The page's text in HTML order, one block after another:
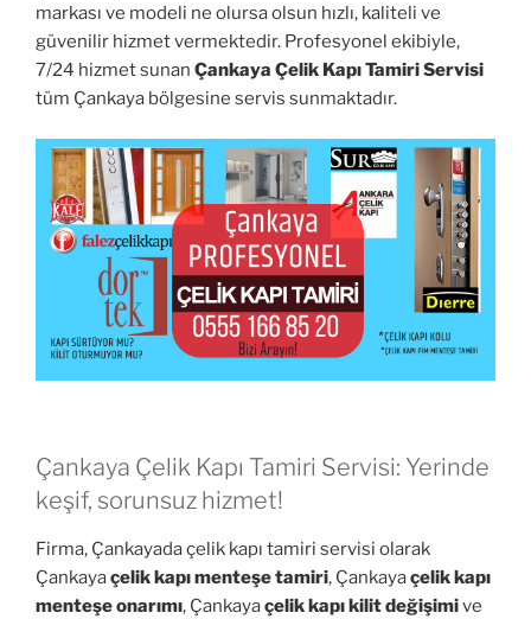
markası ve modeli ne olursa olsun hızlı, kaliteli ve
güvenilir hizmet vermektedir. Profesyonel ekibiyle,
7/24 hizmet sunan Çankaya Çelik Kapı Tamiri Servisi
tüm Çankaya bölgesine servis sunmaktadır.
Çankaya Çelik Kapı Tamiri Servisi: Yerinde
keşif, sorunsuz hizmet!
Firma, Çankayada çelik kapı tamiri servisi olarak
Çankayaçelik kapı menteşe tamiri, Çankayaçelik kapı
menteşe onarımı, Çankayaçelik kapı kilit değişimive